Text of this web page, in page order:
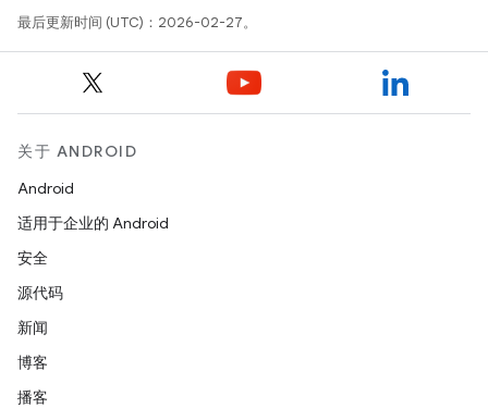
最后更新时间 (UTC)：2026-02-27。
关于 ANDROID
Android
适用于企业的 Android
安全
源代码
新闻
博客
播客